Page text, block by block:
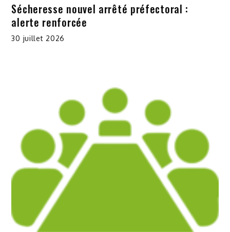
Sécheresse nouvel arrêté préfectoral :
alerte renforcée
30 juillet 2026